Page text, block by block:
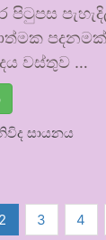
පිටුපස
වස්තුව …
සායනය
2 3 4